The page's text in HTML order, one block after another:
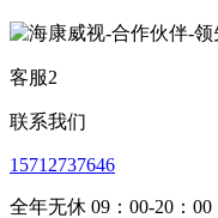
客服2
联系我们
15712737646
全年无休 09：00-20：00